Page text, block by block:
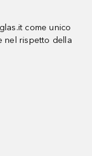
come unico
nel rispetto della